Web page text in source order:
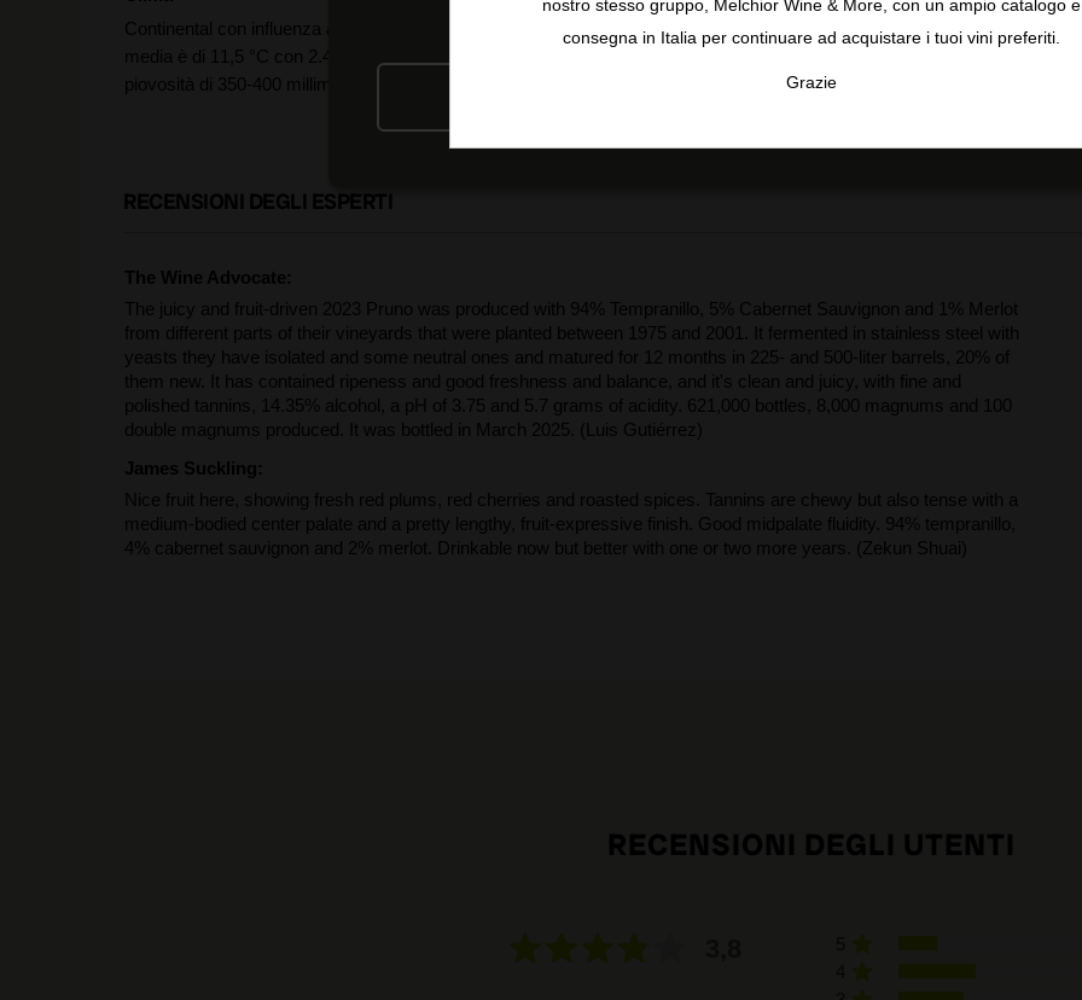
Continental con influenza atlantica. La temperatura
media è di 11,5 °C con 2.400 ore di sole all'anno e una
piovosità di 350-400 millimetri.
membrana.
RECENSIONI DEGLI ESPERTI
The Wine Advocate:
The juicy and fruit-driven 2023 Pruno was produced with 94% Tempranillo, 5% Cabernet Sauvignon and 1% Merlot
from different parts of their vineyards that were planted between 1975 and 2001. It fermented in stainless steel with
yeasts they have isolated and some neutral ones and matured for 12 months in 225- and 500-liter barrels, 20% of
them new. It has contained ripeness and good freshness and balance, and it's clean and juicy, with fine and
polished tannins, 14.35% alcohol, a pH of 3.75 and 5.7 grams of acidity. 621,000 bottles, 8,000 magnums and 100
double magnums produced. It was bottled in March 2025. (Luis Gutiérrez)
James Suckling:
Nice fruit here, showing fresh red plums, red cherries and roasted spices. Tannins are chewy but also tense with a
medium-bodied center palate and a pretty lengthy, fruit-expressive finish. Good midpalate fluidity. 94% tempranillo,
4% cabernet sauvignon and 2% merlot. Drinkable now but better with one or two more years. (Zekun Shuai)
RECENSIONI DEGLI UTENTI
nostro stesso gruppo, Melchior Wine & More, con un ampio catalogo e
consegna in Italia per continuare ad acquistare i tuoi vini preferiti.
Grazie